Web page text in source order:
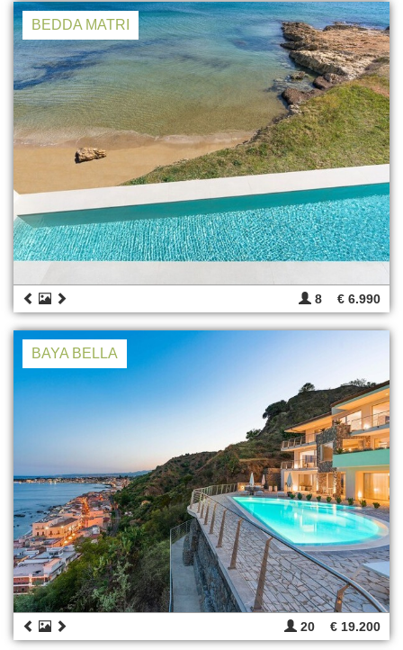
BEDDA MATRI
8 € 6.990
BAYA BELLA
20 € 19.200